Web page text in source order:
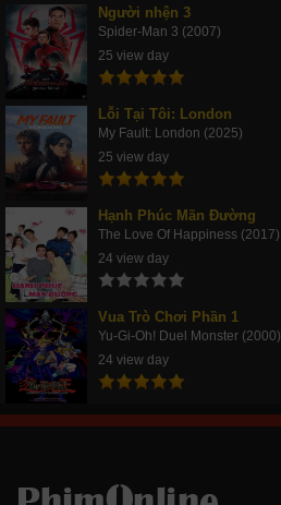
Người nhện 3
Spider-Man 3 (2007)
25 view day
Lỗi Tại Tôi: London
My Fault: London (2025)
25 view day
Hạnh Phúc Mãn Đường
The Love Of Happiness (2017)
24 view day
Vua Trò Chơi Phần 1
Yu-Gi-Oh! Duel Monster (2000)
24 view day